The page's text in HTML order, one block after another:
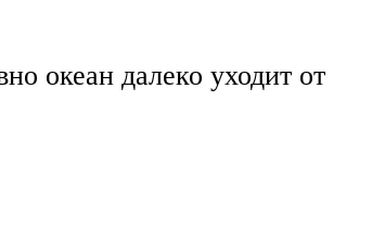
океан далеко уходит от